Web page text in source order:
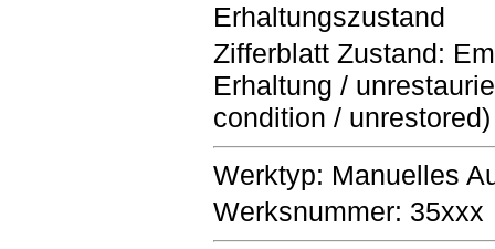
Erhaltungszustand
Zifferblatt Zustand:
Erhaltung /
condition / unrestored)
Werktyp: Manuelles
Werksnummer: 35xxx